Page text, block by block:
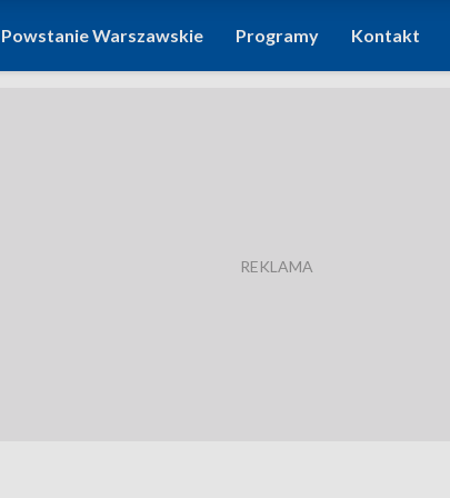
Powstanie Warszawskie Programy Kontakt